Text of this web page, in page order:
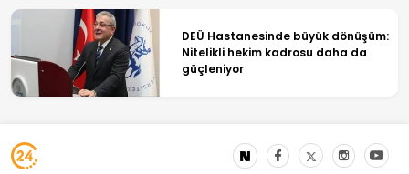
DEÜ Hastanesinde büyük dönüşüm:
Nitelikli hekim kadrosu daha da
güçleniyor